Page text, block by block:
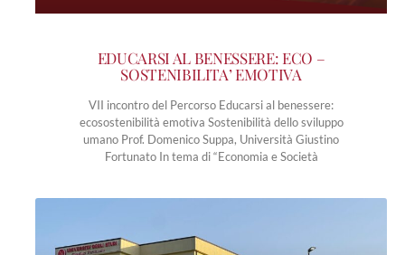
EDUCARSI AL BENESSERE: ECO –
SOSTENIBILITA’ EMOTIVA
VII incontro del Percorso Educarsi al benessere:
ecosostenibilità emotiva Sostenibilità dello sviluppo
umano Prof. Domenico Suppa, Università Giustino
Fortunato In tema di “Economia e Società